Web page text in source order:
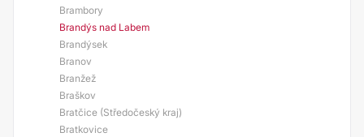
Brambory
Brandýs nad Labem
Brandýsek
Branov
Branžež
Braškov
Bratčice (Středočeský kraj)
Bratkovice